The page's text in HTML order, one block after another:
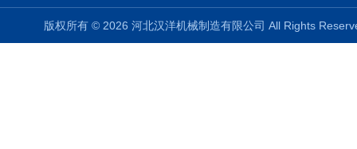
版权所有 © 2026 河北汉洋机械制造有限公司 All Rights